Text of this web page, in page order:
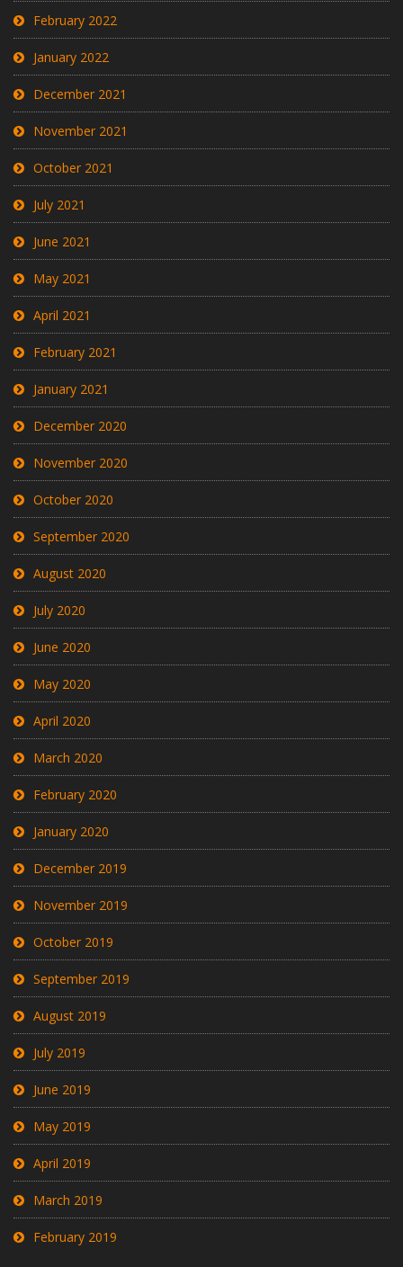
February 2022
January 2022
December 2021
November 2021
October 2021
July 2021
June 2021
May 2021
April 2021
February 2021
January 2021
December 2020
November 2020
October 2020
September 2020
August 2020
July 2020
June 2020
May 2020
April 2020
March 2020
February 2020
January 2020
December 2019
November 2019
October 2019
September 2019
August 2019
July 2019
June 2019
May 2019
April 2019
March 2019
February 2019